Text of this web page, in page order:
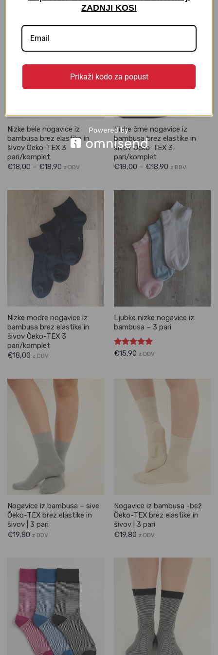
Nizke bele nogavice iz
bambusa brez elastike in
šivov Öeko-TEX 3
pari/komplet
€18,00 – €18,90 z DDV
Nizke črne nogavice iz
bambusa brez elastike in
šivov Öeko-TEX 3
pari/komplet
€18,00 – €18,90 z DDV
Nizke modre nogavice iz
bambusa brez elastike in
šivov Öeko-TEX 3
pari/komplet
€18,00 z DDV
Ljubke nizke nogavice iz
bambusa – 3 pari
Ocenjeno
€15,90 z DDV
Nogavice iz bambusa – sive
Öeko-TEX brez elastike in
šivov | 3 pari
€19,80 z DDV
Nogavice iz bambusa -bež
Öeko-TEX brez elastike in
šivov | 3 pari
€19,80 z DDV
ZADNJI KOSI
Prikaži kodo za popust